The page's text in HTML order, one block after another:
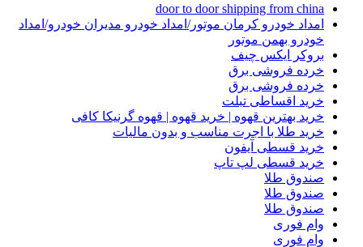
door to door shipping from china
امداد خودرو کرمان موتور/امداد خودرو مدیران خودرو/امداد
خودرو بهمن موتور
بروکر ایکس چیف
خرده فروشی برق
خرده فروشی برق
خرید اقساطی تبلت
خرید بهترین قهوه | خرید قهوه | قهوه گرنیکا کافی
خرید طلا با اجرت مناسب و بدون مالیات
خرید قسطی آیفون
خرید قسطی لپ تاپ
صندوق طلا
صندوق طلا
صندوق طلا
وام فوری
وام فوری